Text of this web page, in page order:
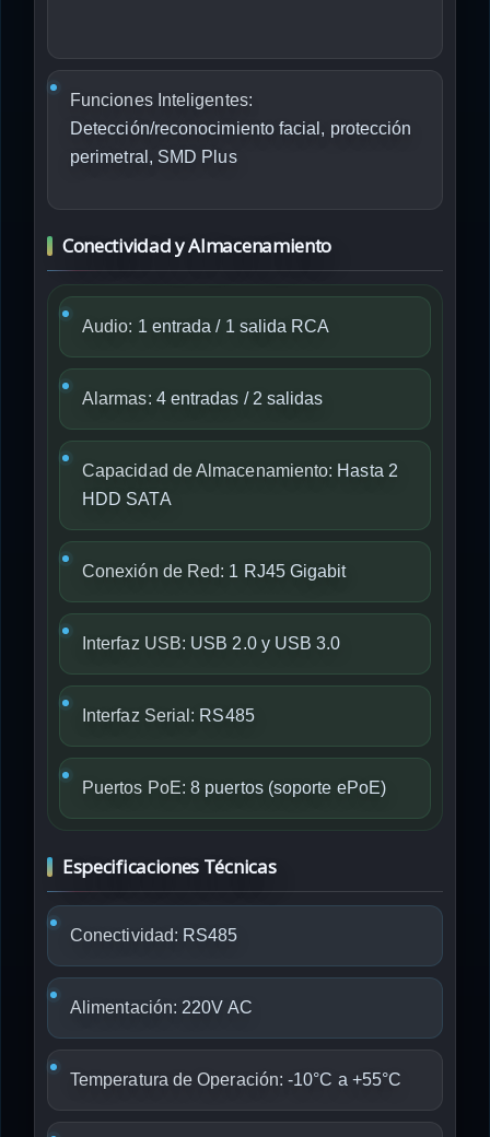
Funciones Inteligentes:
Detección/reconocimiento facial, protección
perimetral, SMD Plus
Conectividad y Almacenamiento
Audio: 1 entrada / 1 salida RCA
Alarmas: 4 entradas / 2 salidas
Capacidad de Almacenamiento: Hasta 2
HDD SATA
Conexión de Red: 1 RJ45 Gigabit
Interfaz USB: USB 2.0 y USB 3.0
Interfaz Serial: RS485
Puertos PoE: 8 puertos (soporte ePoE)
Especificaciones Técnicas
Conectividad: RS485
Alimentación: 220V AC
Temperatura de Operación: -10°C a +55°C